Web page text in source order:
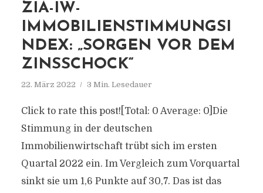
ZIA-IW-
IMMOBILIENSTIMMUNGSI
NDEX: „SORGEN VOR DEM
ZINSSCHOCK“
22. März 2022 3 Min. Lesedauer
Click to rate this post![Total: 0 Average: 0]Die
Stimmung in der deutschen
Immobilienwirtschaft trübt sich im ersten
Quartal 2022 ein. Im Vergleich zum Vorquartal
sinkt sie um 1,6 Punkte auf 30,7. Das ist das